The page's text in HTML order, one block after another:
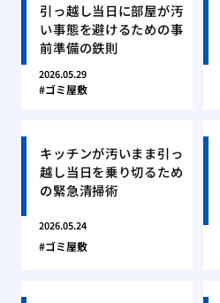
引っ越し当日に部屋が汚
い事態を避けるための事
前準備の鉄則
2026.05.29
ゴミ屋敷
キッチンが汚いまま引っ
越し当日を乗り切るため
の緊急清掃術
2026.05.24
ゴミ屋敷